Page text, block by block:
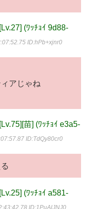
(ﾜｯﾁｮｲ 9d88-
ID:hPb+xjnr0
アじゃね
苗] (ﾜｯﾁｮｲ e3a5-
ID:TdQy80cr0
(ﾜｯﾁｮｲ a581-
ID:1PuAlJNJ0